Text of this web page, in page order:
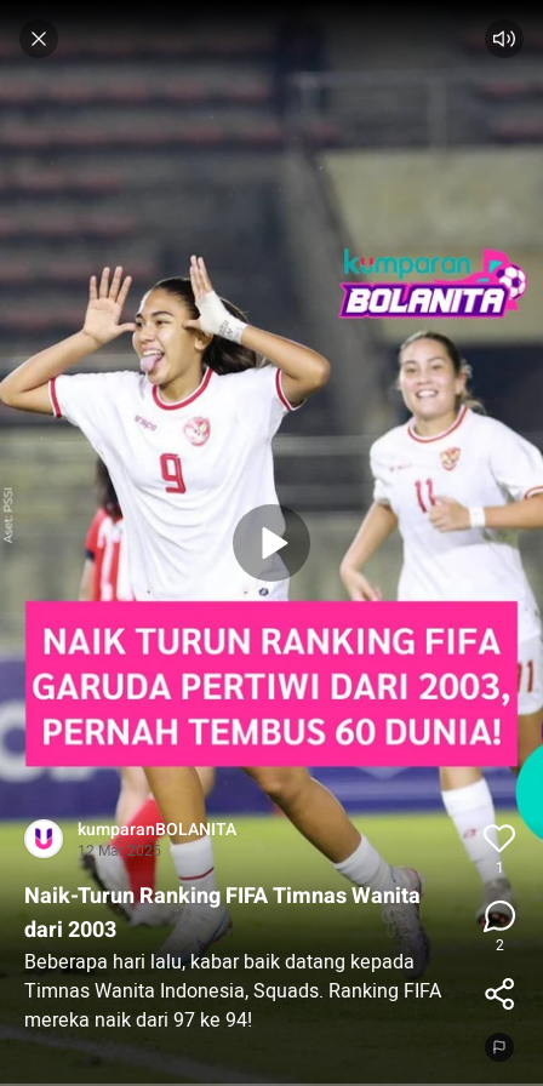
kumparanBOLANITA
12 Mar 2025
Naik-Turun Ranking FIFA Timnas Wanita
dari 2003
Beberapa hari lalu, kabar baik datang kepada
Timnas Wanita Indonesia, Squads. Ranking FIFA
mereka naik dari 97 ke 94!
Tapi, tahu nggak, Squads? Dua dekade lalu,
1
2